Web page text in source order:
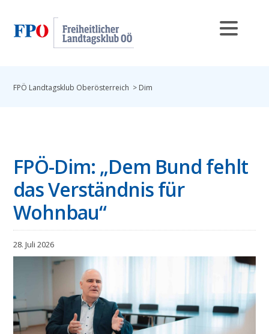
FPÖ Landtagsklub Oberösterreich > Dim
FPÖ-Dim: „Dem Bund fehlt
das Verständnis für
Wohnbau“
28. Juli 2026